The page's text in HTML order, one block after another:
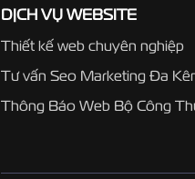
DỊCH VỤ WEBSITE
Thiết kế web chuyên nghiệp
Tư vấn Seo Marketing Đa
Thông Báo Web Bộ Công